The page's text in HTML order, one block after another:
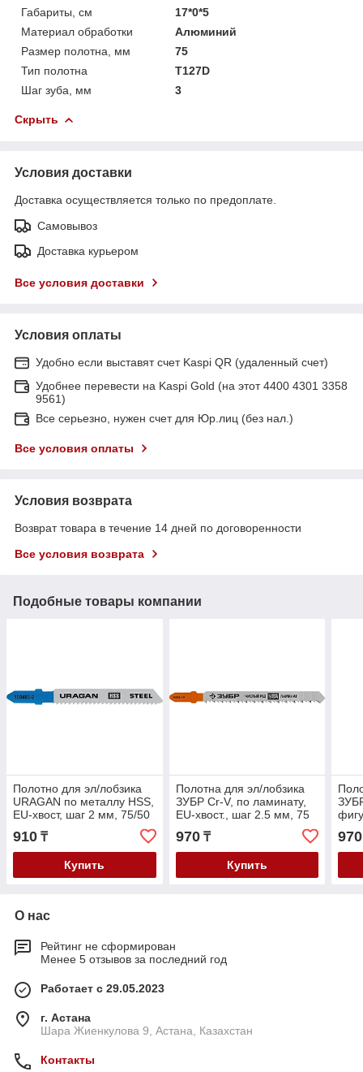
Габариты, см
17*0*5
Материал обработки
Алюминий
Размер полотна, мм
75
Тип полотна
T127D
Шаг зуба, мм
3
Скрыть
Условия доставки
Доставка осуществляется только по предоплате.
Самовывоз
Доставка курьером
Все условия доставки
Условия оплаты
Удобно если выставят счет Kaspi QR (удаленный счет)
Удобнее перевести на Kaspi Gold (на этот 4400 4301 3358
9561)
Все серьезно, нужен счет для Юр.лиц (без нал.)
Все условия оплаты
Условия возврата
Возврат товара в течение 14 дней по договоренности
Все условия возврата
Подобные товары компании
Полотно для эл/лобзика
URAGAN по металлу HSS,
EU-хвост, шаг 2 мм, 75/50
мм, 2 шт. (159485-2_z02)
910 ₸
Купить
Полотна для эл/лобзика
ЗУБР Cr-V, по ламинату,
EU-хвост., шаг 2.5 мм, 75
мм, 2 шт. (15591-2.5_z02)
970₸
Купить
970
О нас
Рейтинг не сформирован
Менее 5 отзывов за последний год
Работает с 29.05.2023
г. Астана
Шара Жиенкулова 9, Астана, Казахстан
Контакты